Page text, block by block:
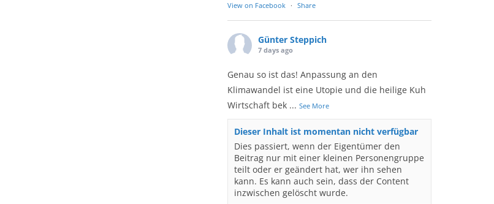
View on Facebook · Share
Günter Steppich
7 days ago
Genau so ist das! Anpassung an den
Klimawandel ist eine Utopie und die heilige Kuh
Wirtschaft bek ... See More
Dieser Inhalt ist momentan nicht verfügbar
Dies passiert, wenn der Eigentümer den
Beitrag nur mit einer kleinen Personengruppe
teilt oder er geändert hat, wer ihn sehen
kann. Es kann auch sein, dass der Content
inzwischen gelöscht wurde.